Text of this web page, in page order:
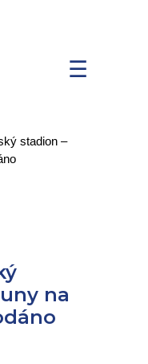
☰
stadion –
na